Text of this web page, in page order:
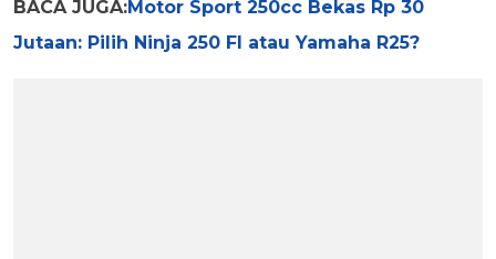
BACA JUGA:Motor Sport 250cc Bekas Rp 30
Jutaan: Pilih Ninja 250 FI atau Yamaha R25?